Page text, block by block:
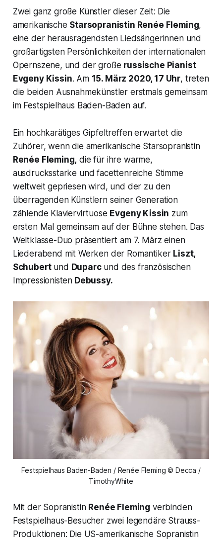
Zwei ganz große Künstler dieser Zeit: Die
amerikanische Starsopranistin Renée Fleming,
eine der herausragendsten Liedsängerinnen und
großartigsten Persönlichkeiten der internationalen
Opernszene, und der große russische Pianist
Evgeny Kissin. Am 15. März 2020, 17 Uhr, treten
die beiden Ausnahmekünstler erstmals gemeinsam
im Festspielhaus Baden-Baden auf.
Ein hochkarätiges Gipfeltreffen erwartet die
Zuhörer, wenn die amerikanische Starsopranistin
Renée Fleming, die für ihre warme,
ausdrucksstarke und facettenreiche Stimme
weltweit gepriesen wird, und der zu den
überragenden Künstlern seiner Generation
zählende Klaviervirtuose Evgeny Kissin zum
ersten Mal gemeinsam auf der Bühne stehen. Das
Weltklasse-Duo präsentiert am 7. März einen
Liederabend mit Werken der Romantiker Liszt,
Schubertund Duparcund des französischen
Impressionisten Debussy.
Festspielhaus Baden-Baden / Renée Fleming © Decca /
TimothyWhite
Mit der Sopranistin Renée Fleming verbinden
Festspielhaus-Besucher zwei legendäre Strauss-
Produktionen: Die US-amerikanische Sopranistin